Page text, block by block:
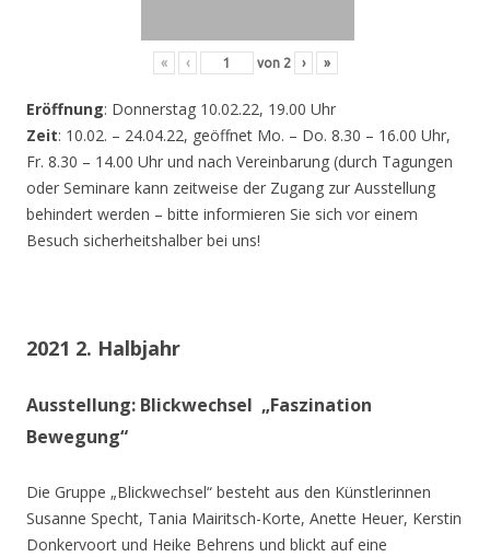
« ‹ von 2 › »
Eröffnung: Donnerstag 10.02.22, 19.00 Uhr
Zeit: 10.02. – 24.04.22, geöffnet Mo. – Do. 8.30 – 16.00 Uhr,
Fr. 8.30 – 14.00 Uhr und nach Vereinbarung (durch Tagungen
oder Seminare kann zeitweise der Zugang zur Ausstellung
behindert werden – bitte informieren Sie sich vor einem
Besuch sicherheitshalber bei uns!
2021 2. Halbjahr
Ausstellung: Blickwechsel „Faszination
Bewegung“
Die Gruppe „Blickwechsel“ besteht aus den Künstlerinnen
Susanne Specht, Tania Mairitsch-Korte, Anette Heuer, Kerstin
Donkervoort und Heike Behrens und blickt auf eine